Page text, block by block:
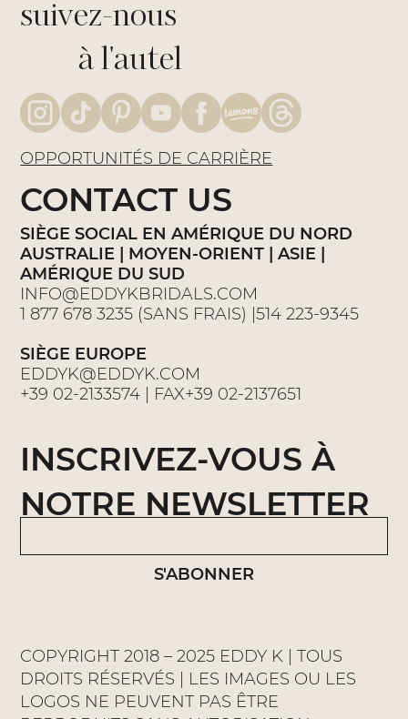
COPYRIGHT 2018 – 2025 EDDY K | TOUS
DROITS RÉSERVÉS | LES IMAGES OU LES
LOGOS NE PEUVENT PAS ÊTRE
suivez-nous
à l'autel
SIÈGE SOCIAL EN AMÉRIQUE DU NORD
AUSTRALIE | MOYEN-ORIENT | ASIE |
AMÉRIQUE DU SUD
INFO@EDDYKBRIDALS.COM
1 877 678 3235 (SANS FRAIS) |514 223-9345
SIÈGE EUROPE
EDDYK@EDDYK.COM
+39 02-2133574 | FAX+39 02-2137651
CONTACT US
S'ABONNER
INSCRIVEZ-VOUS À
NOTRE NEWSLETTER
OPPORTUNITÉS DE CARRIÈRE